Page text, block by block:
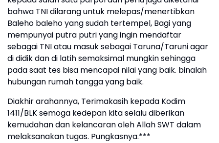
bahwa TNI dilarang untuk melepas/menertibkan
Baleho baleho yang sudah tertempel, Bagi yang
mempunyai putra putri yang ingin mendaftar
sebagai TNI atau masuk sebagai Taruna/Taruni agar
di didik dan di latih semaksimal mungkin sehingga
pada saat tes bisa mencapai nilai yang baik. binalah
hubungan rumah tangga yang baik.
Diakhir arahannya, Terimakasih kepada Kodim
1411/BLK semoga kedepan kita selalu diberikan
kemudahan dan kelancaran oleh Allah SWT dalam
melaksanakan tugas. Pungkasnya.***